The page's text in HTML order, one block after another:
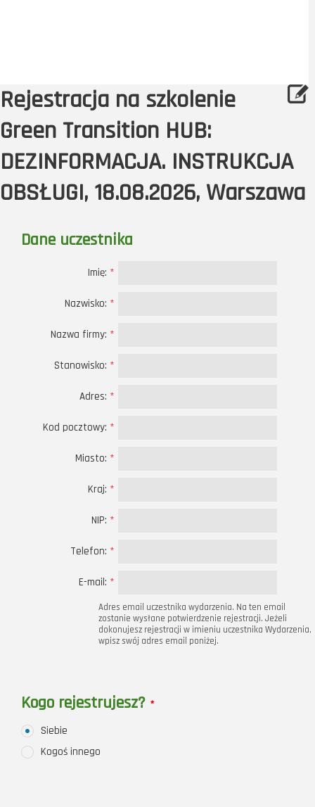
Rejestracja na szkolenie
Green Transition HUB:
DEZINFORMACJA. INSTRUKCJA
OBSŁUGI, 18.08.2026, Warszawa
Dane uczestnika
Imię: *
Nazwisko: *
Nazwa firmy: *
Stanowisko: *
Adres: *
Kod pocztowy: *
Miasto: *
Kraj: *
NIP: *
Telefon: *
E-mail: *
Adres email uczestnika wydarzenia. Na ten email
zostanie wysłane potwierdzenie rejestracji. Jeżeli
dokonujesz rejestracji w imieniu uczestnika Wydarzenia,
wpisz swój adres email poniżej.
Kogo rejestrujesz? *
Siebie
Kogoś innego